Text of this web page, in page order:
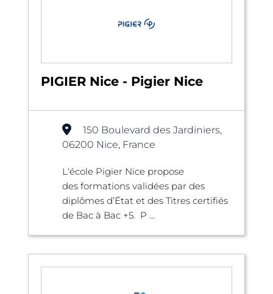
PIGIER Nice - Pigier Nice
150 Boulevard des Jardiniers,
06200 Nice, France
L'école Pigier Nice propose
des formations validées par des
diplômes d’État et des Titres certifiés
de Bac à Bac +5. P ...